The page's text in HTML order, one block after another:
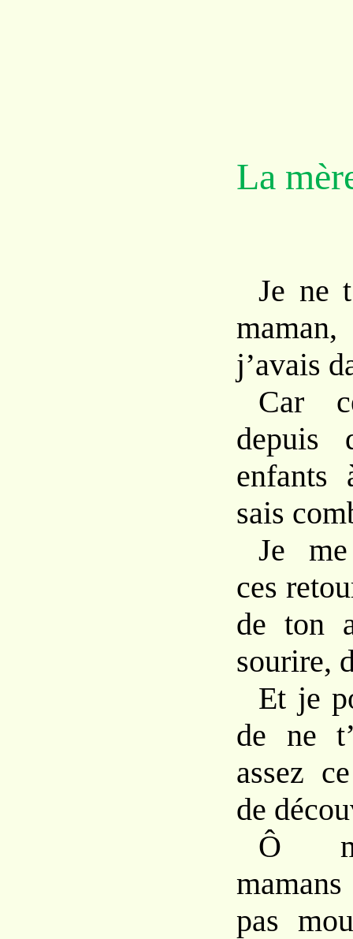
La
Je ne
j’avais
Car
depuis
sais
Je
ces
de ton
sourire,
Et je
de ne
assez
de
Ô
pas